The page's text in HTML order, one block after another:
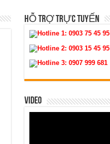
HỖ TRỢ TRỰC TUYẾN
Hotline 1: 0903 75 45 95
Hotline 2: 0903 15 45 95
Hotline 3: 0907 999 681
VIDEO